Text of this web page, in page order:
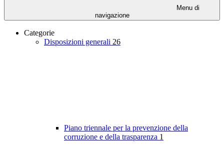
Menu di
navigazione
Categorie
Disposizioni generali 26
Piano triennale per la prevenzione della
corruzione e della trasparenza 1